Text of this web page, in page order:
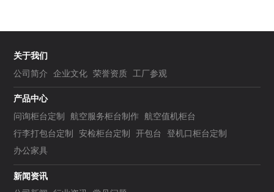
关于我们
公司简介
企业文化 荣誉资质 工厂参观
产品中心
问询柜台定制
航空服务柜台制作 航空值机柜台
行李打包台定制
安检柜台定制 开包台
登机口柜台定制
办公家具
新闻资讯